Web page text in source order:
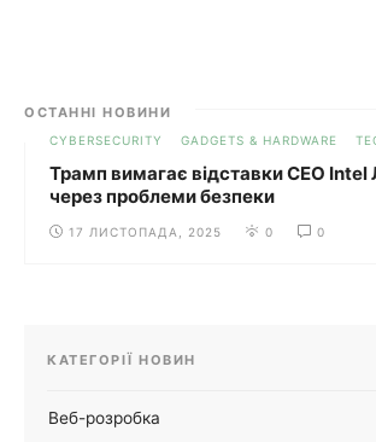
ОСТАННІ НОВИНИ
CYBERSECURITY GADGETS & HARDWARE
Трамп вимагає відставки CEO Intel
через проблеми безпеки
17 ЛИСТОПАДА, 2025 0 0
КАТЕГОРІЇ НОВИН
Веб-розробка